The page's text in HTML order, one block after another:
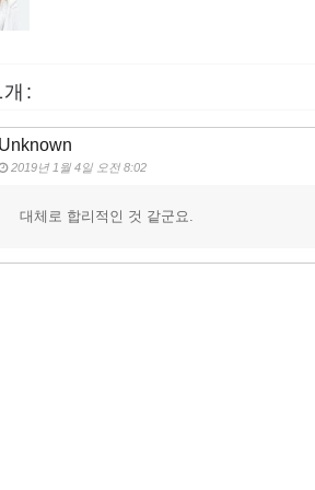
:
Unknown
2019년 1월 4일 오전 8:02
대체로 합리적인 것 같군요.